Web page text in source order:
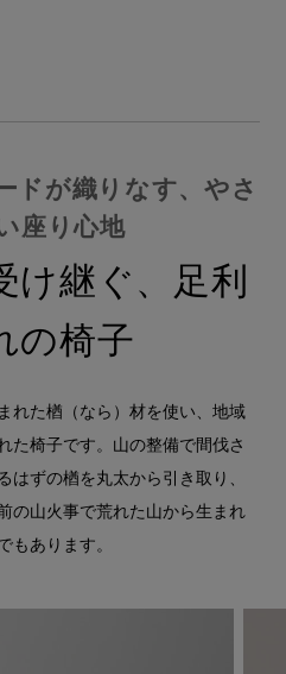
ドが織りなす、やさ
座り心地
け継ぐ、足利
の椅子
れた楢（なら）材を使い、地域
た椅子です。山の整備で間伐さ
はずの楢を丸太から引き取り、
の山火事で荒れた山から生まれ
もあります。